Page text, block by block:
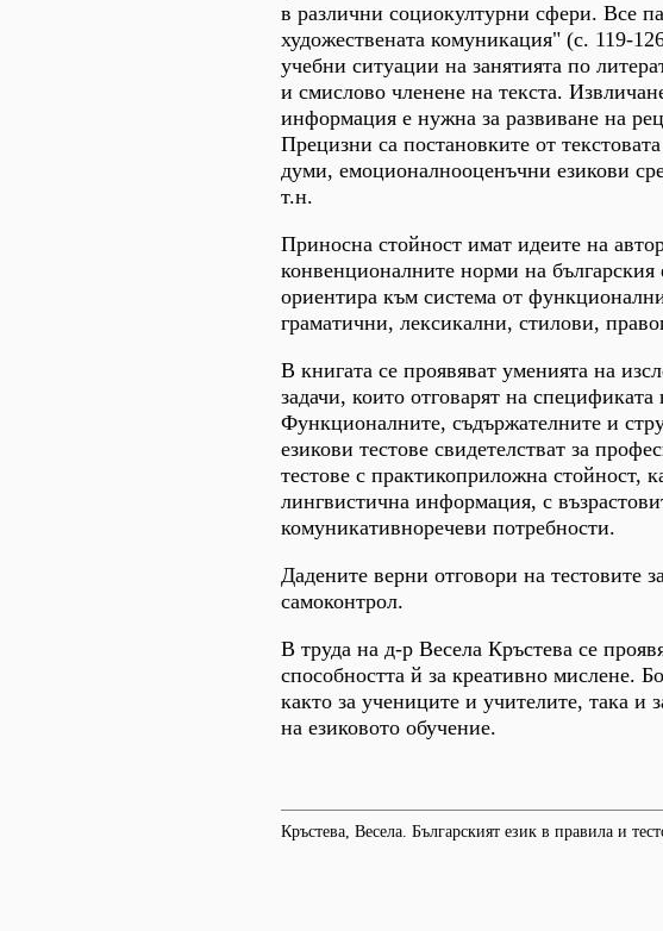
в различни социокултурни сфери. Все
художествената комуникация" (с. 119-
учебни ситуации на занятията по
и смислово членене на текста.
информация е нужна за развиване на
Прецизни са постановките от
думи, емоционалнооценъчни езикови
т.н.
Приносна стойност имат идеите на
конвенционалните норми на
ориентира към система от
граматични, лексикални, стилови,
В книгата се проявяват уменията на
задачи, които отговарят на
Функционалните, съдържателните и
езикови тестове свидетелстват за
тестове с практикоприложна стойност,
лингвистична информация, с
комуникативноречеви потребности.
Дадените верни отговори на тестовите
самоконтрол.
В труда на д-р Весела Кръстева се
способността й за креативно мислене.
както за учениците и учителите, така и
на езиковото обучение.
Кръстева, Весела. Българският език в правила и